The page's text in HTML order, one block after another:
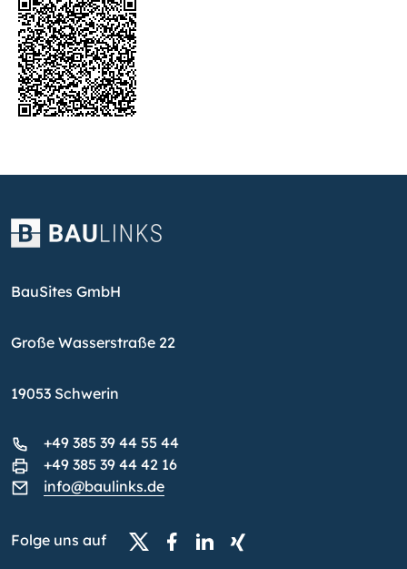
BauSites GmbH
Große Wasserstraße 22
19053 Schwerin
+49 385 39 44 55 44
+49 385 39 44 42 16
info@baulinks.de
Folge uns auf